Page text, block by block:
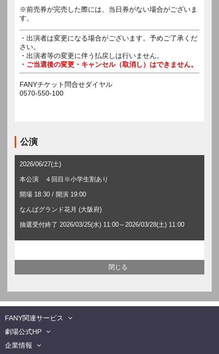
※前売券が完売した際には、当日券がない場合がございま
す。
・出演者は変更になる場合がございます。予めご了承くだ
さい。
・出演者等の変更に伴う払戻しは行いません。
・ご当選後の変更・キャンセル（取消し）はできません。
FANYチケット問合せダイヤル
0570-550-100
公演
2026/06/27(土)
本公演 ４回目※小学生割あり
開場 18:30 / 開演 19:00
なんばグランド花月 (大阪府)
抽選受付終了 2026/03/25(水) 11:00～2026/03/28(土) 11:00
FANY関連サービス
劇場公式HP
企業情報